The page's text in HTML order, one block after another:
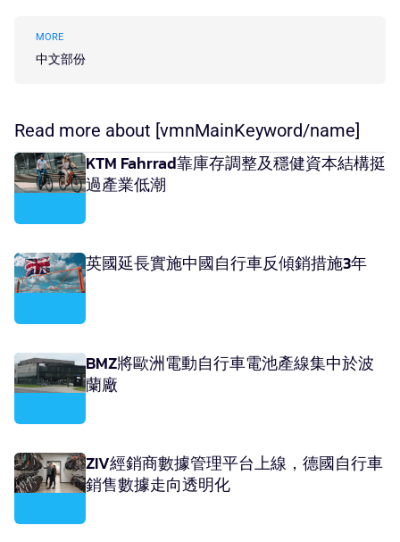
MORE
中文部份
Read more about [vmnMainKeyword/name]
KTM Fahrrad靠庫存調整及穩健資本結構挺
過產業低潮
英國延長實施中國自行車反傾銷措施3年
BMZ將歐洲電動自行車電池產線集中於波
蘭廠
ZIV經銷商數據管理平台上線，德國自行車
銷售數據走向透明化